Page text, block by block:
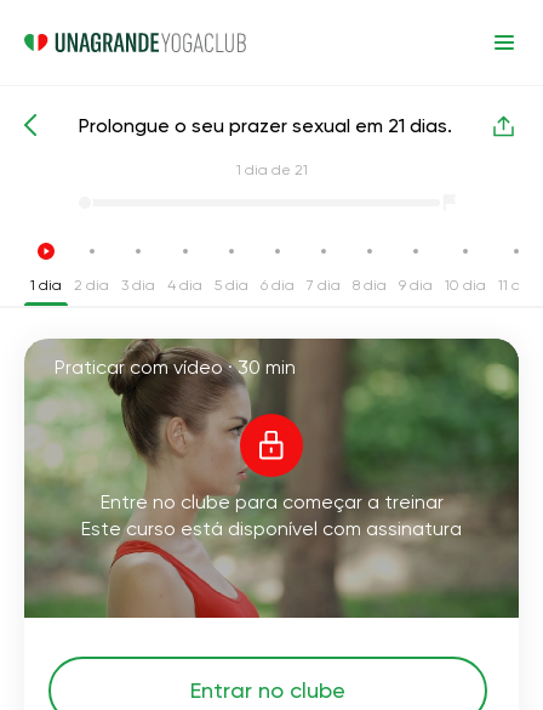
Cursos de yoga intensivos Sexo
Prolongue o seu prazer sexual em 21 dias.
1 dia de 21
1 dia 2 dia 3 dia 4 dia 5 dia 6 dia 7 dia 8 dia 9 dia 10 dia 11 dia
Praticar com vídeo ·30 min
Entre no clube para começar a treinar
Este curso está disponível com assinatura
Entrar no clube